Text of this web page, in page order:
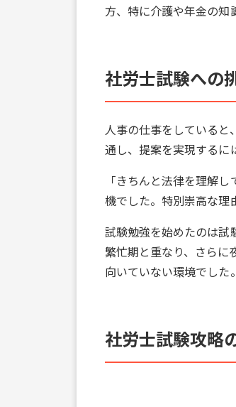
方、特に介護や年金の知
社労士試験への
人事の仕事をしていると
通し、提案を実現するに
「きちんと法律を理解
機でした。特別崇高な理
試験勉強を始めたのは試
繁忙期と重なり、さらに
向いていない環境でした。
社労士試験攻略